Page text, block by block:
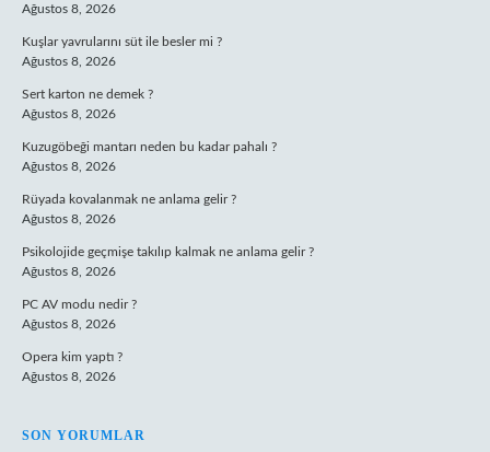
Ağustos 8, 2026
Kuşlar yavrularını süt ile besler mi ?
Ağustos 8, 2026
Sert karton ne demek ?
Ağustos 8, 2026
Kuzugöbeği mantarı neden bu kadar pahalı ?
Ağustos 8, 2026
Rüyada kovalanmak ne anlama gelir ?
Ağustos 8, 2026
Psikolojide geçmişe takılıp kalmak ne anlama gelir ?
Ağustos 8, 2026
PC AV modu nedir ?
Ağustos 8, 2026
Opera kim yaptı ?
Ağustos 8, 2026
SON YORUMLAR